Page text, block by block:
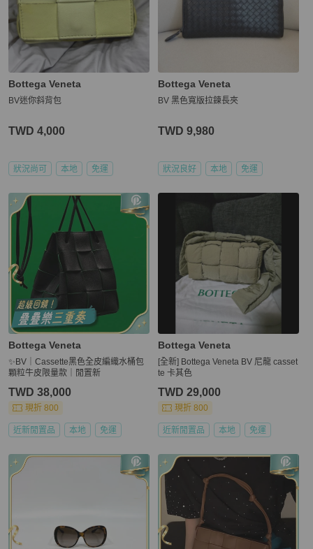
Bottega Veneta
BV迷你斜背包
TWD 4,000
狀況尚可 本地 免運
Bottega Veneta
BV 黑色寬版拉鍊長夾
TWD 9,980
狀況良好 本地 免運
Bottega Veneta
✨BV｜Cassette黑色全皮編織水桶包
顆粒牛皮限量款｜閒置新
TWD 38,000
現折 800
近新閒置品 本地 免運
Bottega Veneta
[全新] Bottega Veneta BV 尼龍 casset
te 卡其色
TWD 29,000
現折 800
近新閒置品 本地 免運